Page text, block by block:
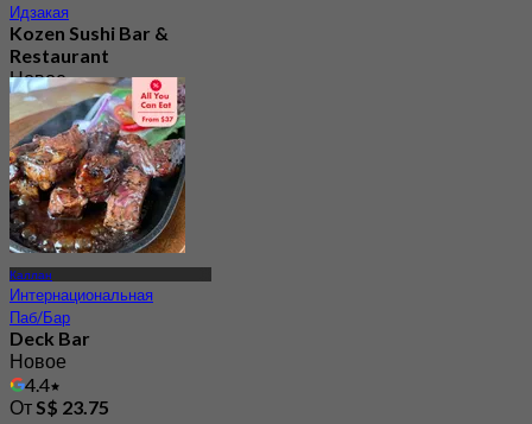
Идзакая
Kozen Sushi Bar &
Restaurant
Новое
4.7
ОтS$ 112.7
Каллан
Интернациональная
Паб/Бар
Deck Bar
Новое
4.4
ОтS$ 23.75